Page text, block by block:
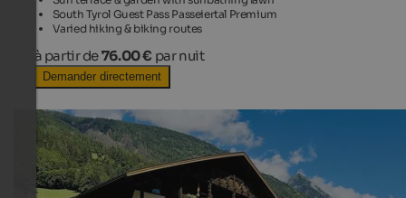
South Tyrol Guest Pass Passeiertal Premium
Varied hiking & biking routes
à partir de76.00 € par nuit
Demander directement